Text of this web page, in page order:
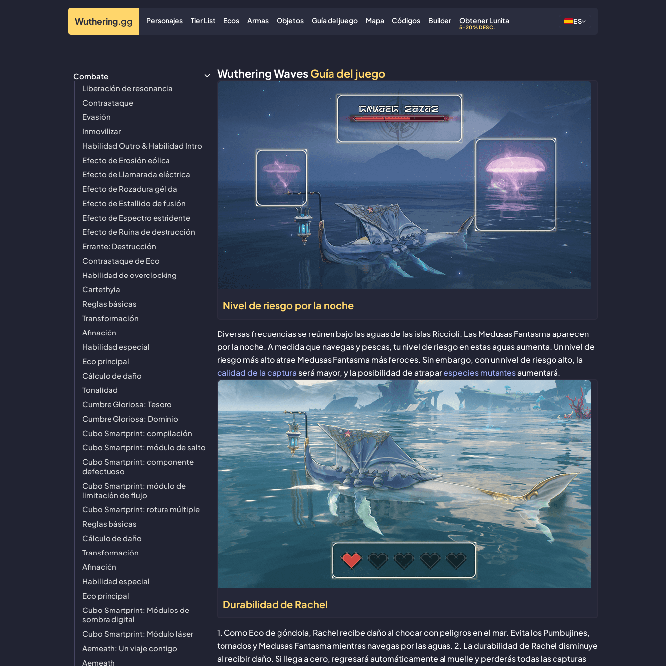
Wuthering.gg Personajes Tier List Ecos Armas Objetos Guía del juego Mapa Códigos Builder Obtener Lunita
5-20% DESC.
ES
Combate
Liberación de resonancia
Contraataque
Evasión
Inmovilizar
Habilidad Outro & Habilidad Intro
Efecto de Erosión eólica
Efecto de Llamarada eléctrica
Efecto de Rozadura gélida
Efecto de Estallido de fusión
Efecto de Espectro estridente
Efecto de Ruina de destrucción
Errante: Destrucción
Contraataque de Eco
Habilidad de overclocking
Cartethyia
Reglas básicas
Transformación
Afinación
Habilidad especial
Eco principal
Cálculo de daño
Tonalidad
Cumbre Gloriosa: Tesoro
Cumbre Gloriosa: Dominio
Cubo Smartprint: compilación
Cubo Smartprint: módulo de salto
Cubo Smartprint: componente
defectuoso
Cubo Smartprint: módulo de
limitación de flujo
Cubo Smartprint: rotura múltiple
Reglas básicas
Cálculo de daño
Transformación
Afinación
Habilidad especial
Eco principal
Cubo Smartprint: Módulos de
sombra digital
Cubo Smartprint: Módulo láser
Aemeath: Un viaje contigo
Aemeath
Wuthering WavesGuía del juego
Nivel de riesgo por la noche
Diversas frecuencias se reúnen bajo las aguas de las islas Riccioli. Las Medusas Fantasma aparecen
por la noche. A medida que navegas y pescas, tu nivel de riesgo en estas aguas aumenta. Un nivel de
riesgo más alto atrae Medusas Fantasma más feroces. Sin embargo, con un nivel de riesgo alto, la
calidad de la captura será mayor, y la posibilidad de atraparespecies mutantesaumentará.
Durabilidad de Rachel
1. Como Eco de góndola, Rachel recibe daño al chocar con peligros en el mar. Evita los Pumbujines,
tornados y Medusas Fantasma mientras navegas por las aguas. 2. La durabilidad de Rachel disminuye
al recibir daño. Si llega a cero, regresará automáticamente al muelle y perderás todas las capturas